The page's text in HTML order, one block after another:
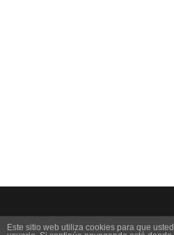
Este sitio web utiliza cookies para que